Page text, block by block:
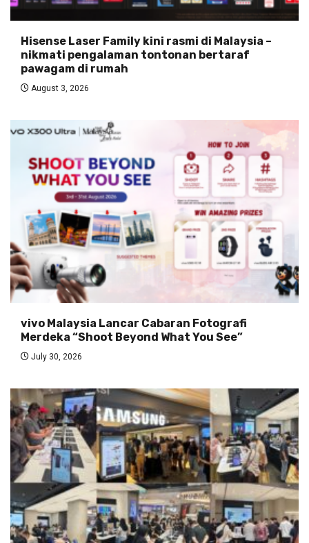
Hisense Laser Family kini rasmi di Malaysia –
nikmati pengalaman tontonan bertaraf
pawagam di rumah
August 3, 2026
vivo Malaysia Lancar Cabaran Fotografi
Merdeka “Shoot Beyond What You See”
July 30, 2026